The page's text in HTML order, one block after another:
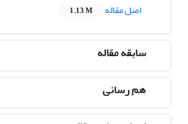
اصل مقاله
1.13 M
سابقه مقاله
هم رسانی